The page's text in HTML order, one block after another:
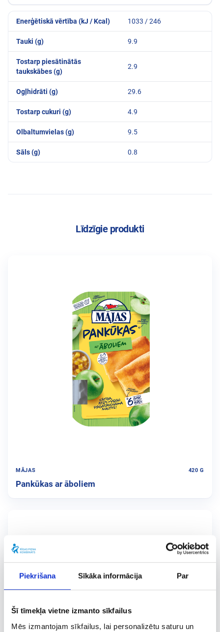
Piekrišana Sīkāka informācija Par
Šī tīmekļa vietne izmanto sīkfailus
Mēs izmantojam sīkfailus, lai personalizētu saturu un
Enerģētiskā vērtība (kJ / Kcal) 1033 / 246
Tauki (g) 9.9
Tostarp piesātinātās
taukskābes (g)
2.9
Ogļhidrāti (g) 29.6
Tostarp cukuri (g) 4.9
Olbaltumvielas (g) 9.5
Sāls (g) 0.8
Līdzīgie produkti
MĀJAS 420 G
Pankūkas ar āboliem